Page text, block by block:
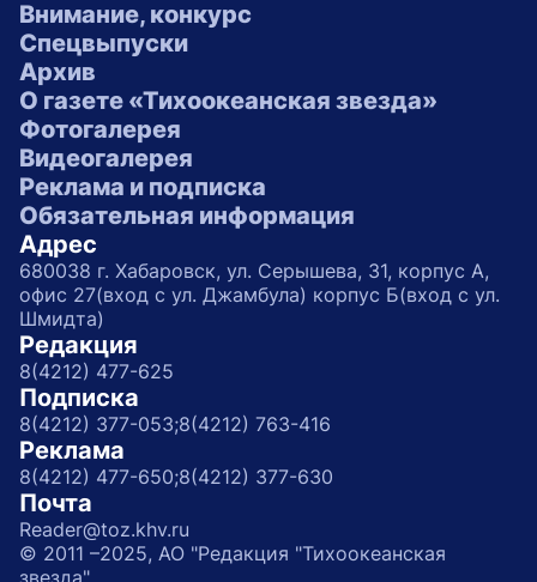
Внимание, конкурс
Спецвыпуски
Архив
О газете «Тихоокеанская звезда»
Фотогалерея
Видеогалерея
Реклама и подписка
Обязательная информация
Адрес
680038 г. Хабаровск, ул. Серышева, 31, корпус А,
офис 27(вход с ул. Джамбула) корпус Б(вход с ул.
Шмидта)
Редакция
8(4212) 477-625
Подписка
8(4212) 377-053;8(4212) 763-416
Реклама
8(4212) 477-650;8(4212) 377-630
Почта
Reader@toz.khv.ru
© 2011 –2025, АО "Редакция "Тихоокеанская
звезда"